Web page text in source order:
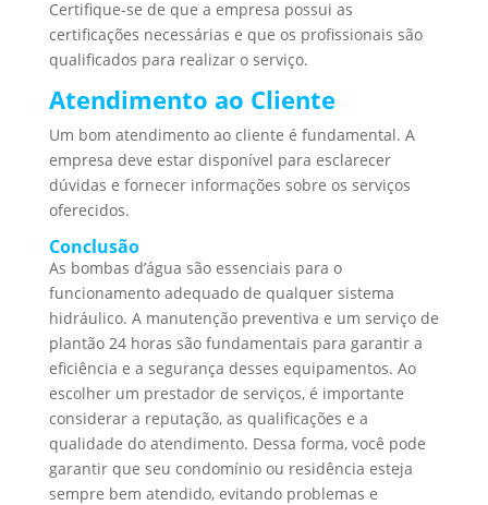
Certifique-se de que a empresa possui as
certificações necessárias e que os profissionais são
qualificados para realizar o serviço.
Atendimento ao Cliente
Um bom atendimento ao cliente é fundamental. A
empresa deve estar disponível para esclarecer
dúvidas e fornecer informações sobre os serviços
oferecidos.
Conclusão
As bombas d’água são essenciais para o
funcionamento adequado de qualquer sistema
hidráulico. A manutenção preventiva e um serviço de
plantão 24 horas são fundamentais para garantir a
eficiência e a segurança desses equipamentos. Ao
escolher um prestador de serviços, é importante
considerar a reputação, as qualificações e a
qualidade do atendimento. Dessa forma, você pode
garantir que seu condomínio ou residência esteja
sempre bem atendido, evitando problemas e